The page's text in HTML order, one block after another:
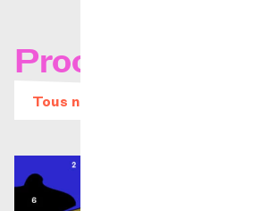
Prochains
Tous nos évènements